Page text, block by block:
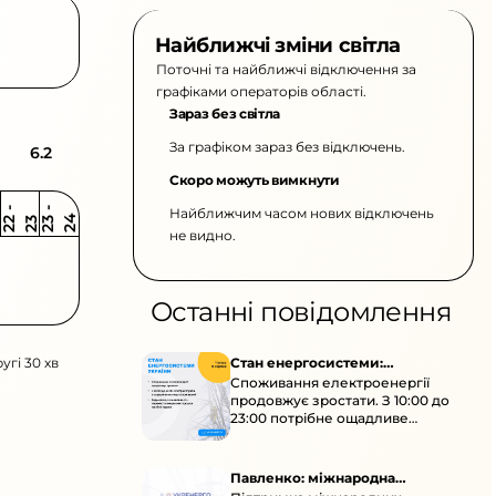
6.2
2 2
-
2 3 2 3
-
2 4
30 хв
Найближчі зміни світла
Поточні та найближчі відключення за
графіками операторів області.
Зараз без світла
За графіком зараз без відключень.
Скоро можуть вимкнути
Найближчим часом нових відключень
не видно.
Останні повідомлення
Стан енергосистеми:
споживання зростає
Споживання електроенергії
продовжує зростати. З 10:00 до
23:00 потрібне ощадливе
енергоспоживання, а
перенести на нічні години.
Павленко: міжнародна